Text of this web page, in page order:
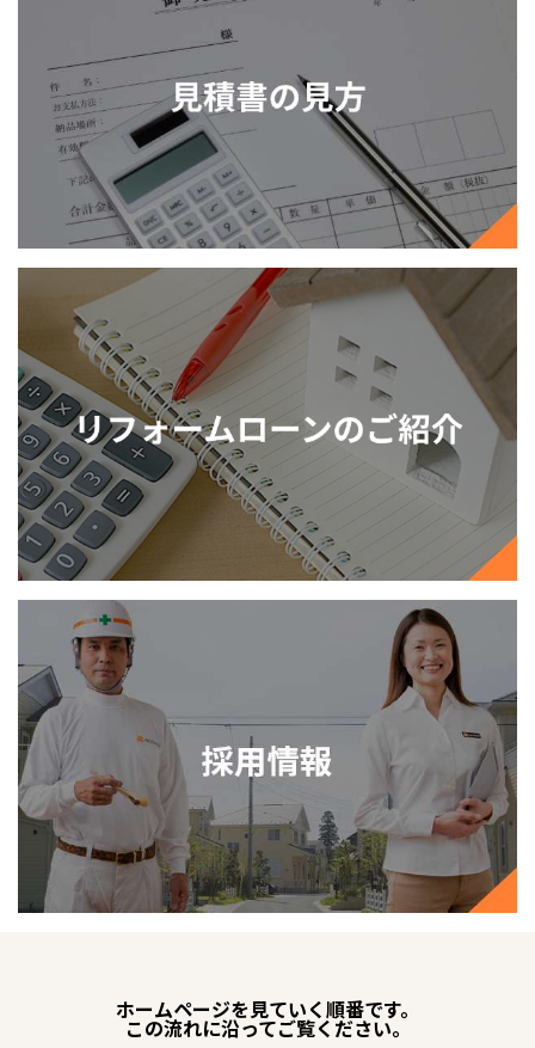
ホームページを見ていく順番です。
この流れに沿ってご覧ください。